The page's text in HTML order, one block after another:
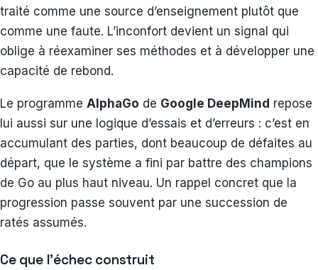
traité comme une source d’enseignement plutôt que
comme une faute. L’inconfort devient un signal qui
oblige à réexaminer ses méthodes et à développer une
capacité de rebond.
Le programme AlphaGo de Google DeepMind repose
lui aussi sur une logique d’essais et d’erreurs : c’est en
accumulant des parties, dont beaucoup de défaites au
départ, que le système a fini par battre des champions
de Go au plus haut niveau. Un rappel concret que la
progression passe souvent par une succession de
ratés assumés.
Ce que l’échec construit